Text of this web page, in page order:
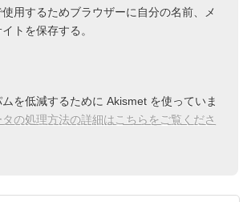
用するためブラウザーに自分の名前、メ
トを保存する。
を低減するために Akismet を使っていま
の処理方法の詳細はこちらをご覧くださ